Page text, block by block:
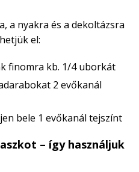
a nyakra és a dekoltázsra
el:
finomra kb. 1/4 uborkát
2 evőkanál
bele 1 evőkanál tejszínt
– így használjuk